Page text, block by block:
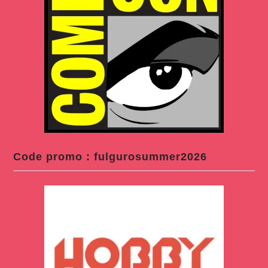
Code promo : fulgurosummer2026